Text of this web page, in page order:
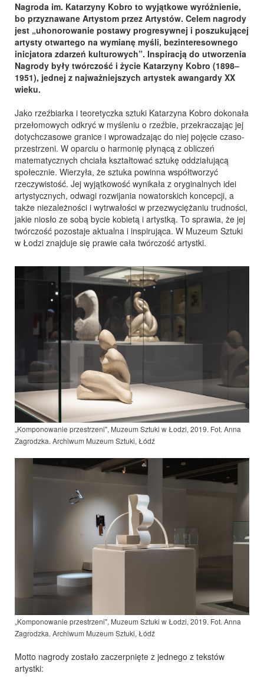
Nagroda im. Katarzyny Kobro to wyjątkowe wyróżnienie,
bo przyznawane Artystom przez Artystów. Celem nagrody
jest „uhonorowanie postawy progresywnej i poszukującej
artysty otwartego na wymianę myśli, bezinteresownego
inicjatora zdarzeń kulturowych”. Inspiracją do utworzenia
Nagrody były twórczość i życie Katarzyny Kobro (1898–
1951), jednej z najważniejszych artystek awangardy XX
wieku.
Jako rzeźbiarka i teoretyczka sztuki Katarzyna Kobro dokonała
przełomowych odkryć w myśleniu o rzeźbie, przekraczając jej
dotychczasowe granice i wprowadzając do niej pojęcie czaso-
przestrzeni. W oparciu o harmonię płynącą z obliczeń
matematycznych chciała kształtować sztukę oddziałującą
społecznie. Wierzyła, że sztuka powinna współtworzyć
rzeczywistość. Jej wyjątkowość wynikała z oryginalnych idei
artystycznych, odwagi rozwijania nowatorskich koncepcji, a
także niezależności i wytrwałości w przezwyciężaniu trudności,
jakie niosło ze sobą bycie kobietą i artystką. To sprawia, że jej
twórczość pozostaje aktualna i inspirująca. W Muzeum Sztuki
w Łodzi znajduje się prawie cała twórczość artystki.
„Komponowanie przestrzeni", Muzeum Sztuki w Łodzi, 2019. Fot. Anna
Zagrodzka. Archiwum Muzeum Sztuki, Łódź
„Komponowanie przestrzeni", Muzeum Sztuki w Łodzi, 2019. Fot. Anna
Zagrodzka. Archiwum Muzeum Sztuki, Łódź
Motto nagrody zostało zaczerpnięte z jednego z tekstów
artystki: